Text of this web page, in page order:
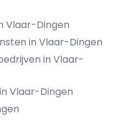
Vlaar-Dingen
in Vlaar-Dingen
in Vlaar-
Vlaar-Dingen